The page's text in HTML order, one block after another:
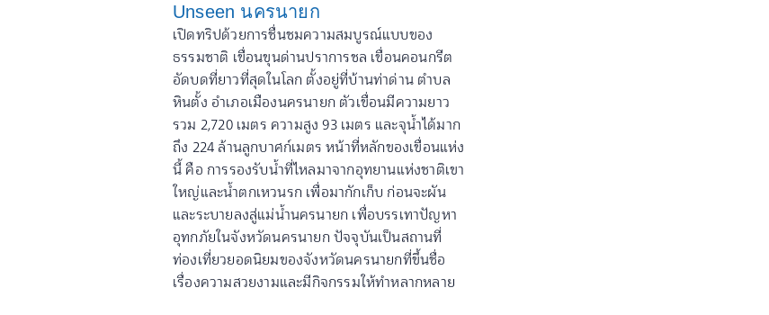
Unseen นครนายก
เปิดทริปด้วยการชื่นชมความสมบูรณ์แบบของ
ธรรมชาติ เขื่อนขุนด่านปราการชล เขื่อนคอนกรีต
อัดบดที่ยาวที่สุดในโลก ตั้งอยู่ที่บ้านท่าด่าน ตำบล
หินตั้ง อำเภอเมืองนครนายก ตัวเขื่อนมีความยาว
รวม 2,720 เมตร ความสูง 93 เมตร และจุน้ำได้มาก
ถึง 224 ล้านลูกบาศก์เมตร หน้าที่หลักของเขื่อนแห่ง
นี้ คือ การรองรับน้ำที่ไหลมาจากอุทยานแห่งชาติเขา
ใหญ่และน้ำตกเหวนรก เพื่อมากักเก็บ ก่อนจะผัน
และระบายลงสู่แม่น้ำนครนายก เพื่อบรรเทาปัญหา
อุทกภัยในจังหวัดนครนายก ปัจจุบันเป็นสถานที่
ท่องเที่ยวยอดนิยมของจังหวัดนครนายกที่ขึ้นชื่อ
เรื่องความสวยงามและมีกิจกรรมให้ทำหลากหลาย